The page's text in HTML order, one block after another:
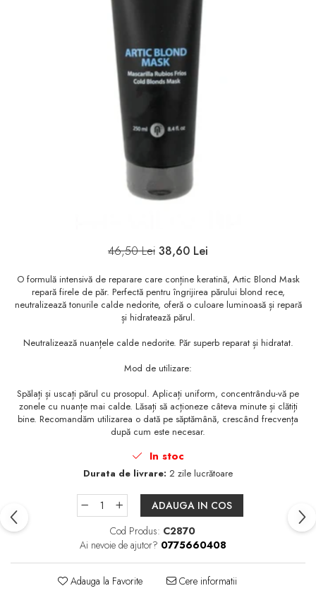
46,50 Lei 38,60 Lei
O formulă intensivă de reparare care conține keratină, Artic Blond Mask
repară firele de păr. Perfectă pentru îngrijirea părului blond rece,
neutralizează tonurile calde nedorite, oferă o culoare luminoasă și repară
și hidratează părul.
Neutralizează nuanțele calde nedorite. Păr superb reparat și hidratat.
Mod de utilizare:
Spălați și uscați părul cu prosopul. Aplicați uniform, concentrându-vă pe
zonele cu nuanțe mai calde. Lăsați să acționeze câteva minute și clătiți
bine. Recomandăm utilizarea o dată pe săptămână, crescând frecvența
după cum este necesar.
In stoc
Durata de livrare: 2 zile lucrătoare
ADAUGA IN COS
Cod Produs: C2870
Ai nevoie de ajutor? 0775660408
Adauga la Favorite Cere informatii